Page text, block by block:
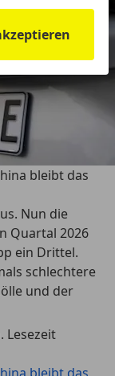
bleibt das
Nun die
Quartal 2026
ein Drittel.
schlechtere
und der
Lesezeit